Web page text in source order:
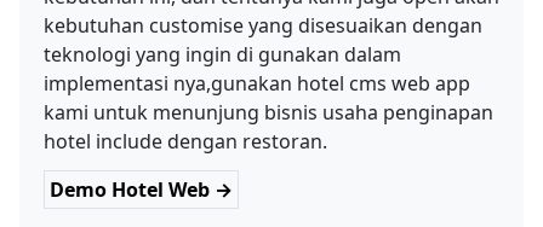
kebutuhan customise yang disesuaikan dengan
teknologi yang ingin di gunakan dalam
implementasi nya,gunakan hotel cms web app
kami untuk menunjung bisnis usaha penginapan
hotel include dengan restoran.
Demo Hotel Web →